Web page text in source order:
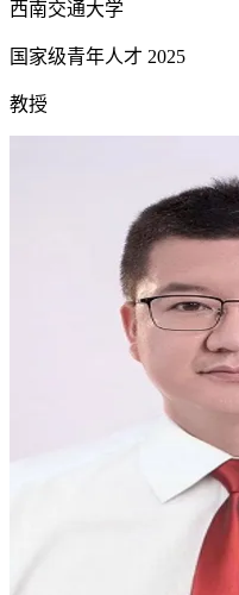
西南交通大学
国家级青年人才 2025
教授